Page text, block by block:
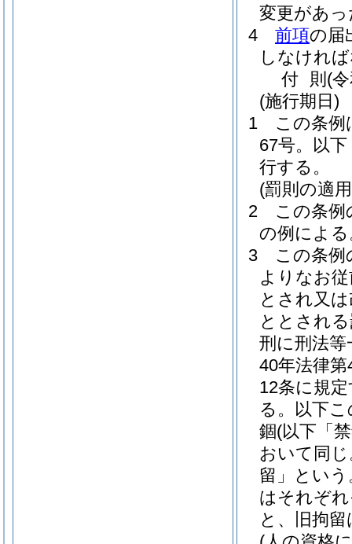
変更があ
4
前項の届
しなけれ
付 則 (
(施行期日)
1
この条例
67号。以
行する。
(罰則の適
2
この条
の例による
3
この条例
よりなお
とされ又
ととされ
刑に刑法等
40年法律
12条に規
る。以下
錮(以下「
おいて同じ
留」という
はそれぞ
と、旧拘